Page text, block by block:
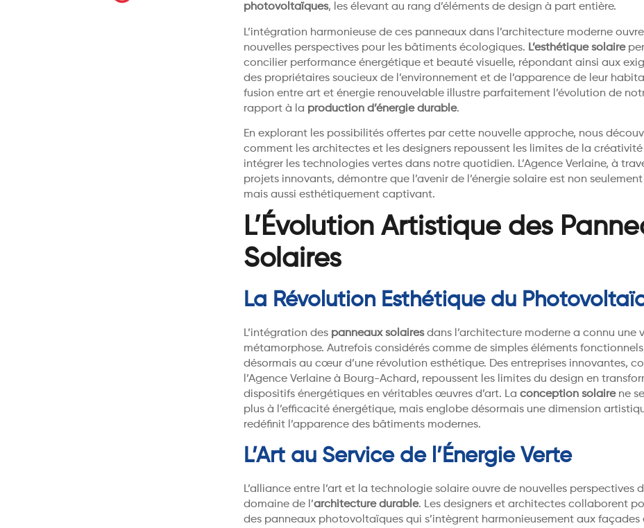
photovoltaïques, les élevant au rang d’éléments de design à part entière.
L’intégration harmonieuse de ces panneaux dans l’architecture moderne
nouvelles perspectives pour les bâtiments écologiques. L’esthétique solaire
concilier performance énergétique et beauté visuelle, répondant ainsi aux
des propriétaires soucieux de l’environnement et de l’apparence de leur
fusion entre art et énergie renouvelable illustre parfaitement l’évolution de
rapport à la production d’énergie durable.
En explorant les possibilités offertes par cette nouvelle approche, nous
comment les architectes et les designers repoussent les limites de la
intégrer les technologies vertes dans notre quotidien. L’Agence Verlaine, à
projets innovants, démontre que l’avenir de l’énergie solaire est non
mais aussi esthétiquement captivant.
L’Évolution Artistique des
Solaires
La Révolution Esthétique du
L’intégration des panneaux solairesdans l’architecture moderne a connu une
métamorphose. Autrefois considérés comme de simples éléments
désormais au cœur d’une révolution esthétique. Des entreprises innovantes,
l’Agence Verlaine à Bourg-Achard, repoussent les limites du design en
dispositifs énergétiques en véritables œuvres d’art. La conception solairene
plus à l’efficacité énergétique, mais englobe désormais une dimension
redéfinit l’apparence des bâtiments modernes.
L’Art au Service de l’Énergie Verte
L’alliance entre l’art et la technologie solaire ouvre de nouvelles perspectives
domaine de l’architecture durable. Les designers et architectes collaborent
des panneaux photovoltaïques qui s’intègrent harmonieusement aux façades